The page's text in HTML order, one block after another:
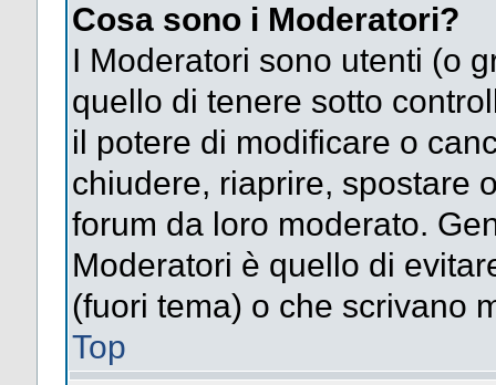
Cosa sono i Moderatori?
I Moderatori sono utenti (o
quello di tenere sotto
il potere di modificare o
chiudere, riaprire, spostare
forum da loro moderato.
Moderatori è quello di
(fuori tema) o che scrivano
Top